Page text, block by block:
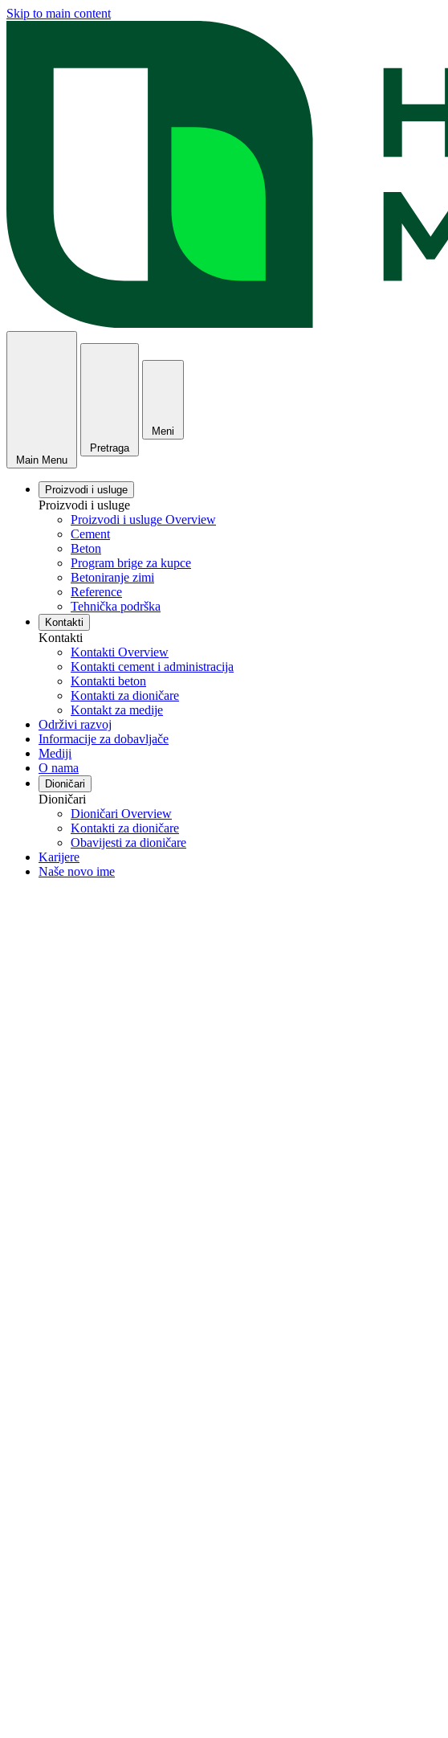
Skip to main content
Main Menu
Pretraga
Meni
Proizvodi i usluge
Proizvodi i usluge
Proizvodi i usluge Overview
Cement
Beton
Program brige za kupce
Betoniranje zimi
Reference
Tehnička podrška
Kontakti
Kontakti
Kontakti Overview
Kontakti cement i administracija
Kontakti beton
Kontakti za dioničare
Kontakt za medije
Održivi razvoj
Informacije za dobavljače
Mediji
O nama
Dioničari
Dioničari
Dioničari Overview
Kontakti za dioničare
Obavijesti za dioničare
Karijere
Naše novo ime